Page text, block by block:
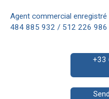
Agent commercial enregistré
484 885 932 / 512 226 986
+33